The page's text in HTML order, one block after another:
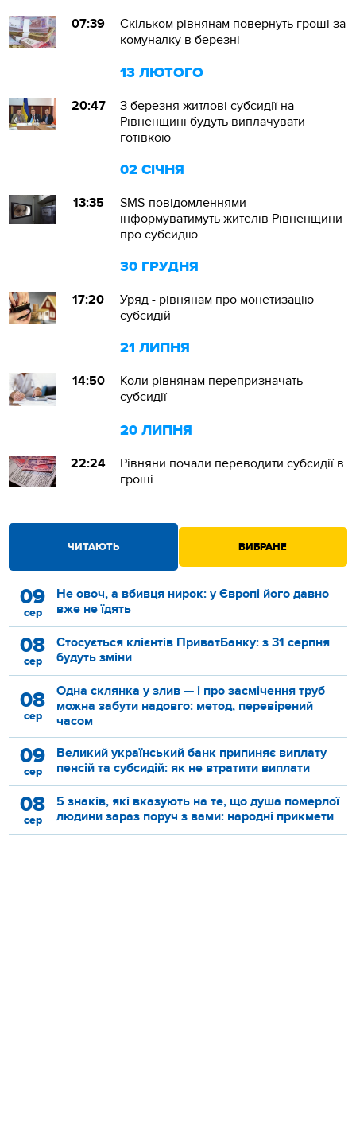
07:39
Скільком рівнянам повернуть гроші за
комуналку в березні
13 ЛЮТОГО
20:47
З березня житлові субсидії на
Рівненщині будуть виплачувати
готівкою
02 СІЧНЯ
13:35
SMS-повідомленнями
інформуватимуть жителів Рівненщини
про субсидію
30 ГРУДНЯ
17:20
Уряд - рівнянам про монетизацію
субсидій
21 ЛИПНЯ
14:50
Коли рівнянам перепризначать
субсидії
20 ЛИПНЯ
22:24
Рівняни почали переводити субсидії в
гроші
ЧИТАЮТЬ ВИБРАНЕ
09
сер
Не овоч, а вбивця нирок: у Європі його давно
вже не їдять
08
сер
Стосується клієнтів ПриватБанку: з 31 серпня
будуть зміни
08
сер
Одна склянка у злив — і про засмічення труб
можна забути надовго: метод, перевірений
часом
09
сер
Великий український банк припиняє виплату
пенсій та субсидій: як не втратити виплати
08
сер
5 знаків, які вказують на те, що душа померлої
людини зараз поруч з вами: народні прикмети